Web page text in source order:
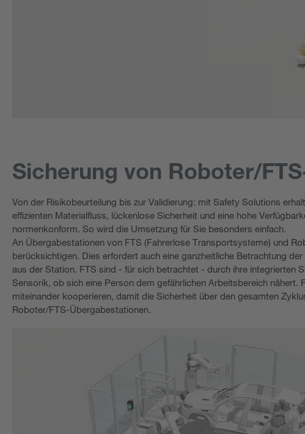
Sicherung von Roboter/
Von der Risikobeurteilung bis zur Validierung: mit Safety Solutions
effizienten Materialfluss, lückenlose Sicherheit und eine hohe
normenkonform. So wird die Umsetzung für Sie besonders einfach.
An Übergabestationen von FTS (Fahrerlose Transportsysteme) und
berücksichtigen. Dies erfordert auch eine ganzheitliche Betrachtung
aus der Station. FTS sind - für sich betrachtet - durch ihre integrierten
Sensorik, ob sich eine Person dem gefährlichen Arbeitsbereich
miteinander kooperieren, damit die Sicherheit über den gesamten
Roboter/FTS-Übergabestationen.